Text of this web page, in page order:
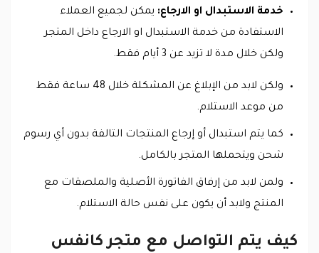
خدمة الاستبدال او الارجاع: يمكن لجميع العملاء
الاستفادة من خدمة الاستبدال او الارجاع داخل المتجر
ولكن خلال مدة لا تزيد عن 3 أيام فقط.
ولكن لابد من الإبلاغ عن المشكلة خلال 48 ساعة فقط
من موعد الاستلام.
كما يتم استبدال أو إرجاع المنتجات التالفة بدون أي رسوم
شحن ويتحملها المتجر بالكامل.
ولمن لابد من إرفاق الفاتورة الأصلية والملصقات مع
المنتج ولابد أن يكون على نفس حالة الاستلام.
كيف يتم التواصل مع متجر كانفس